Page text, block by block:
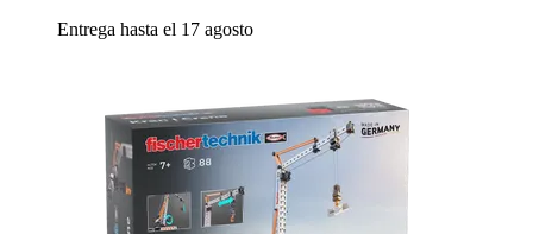
Entrega hasta el 17 agosto